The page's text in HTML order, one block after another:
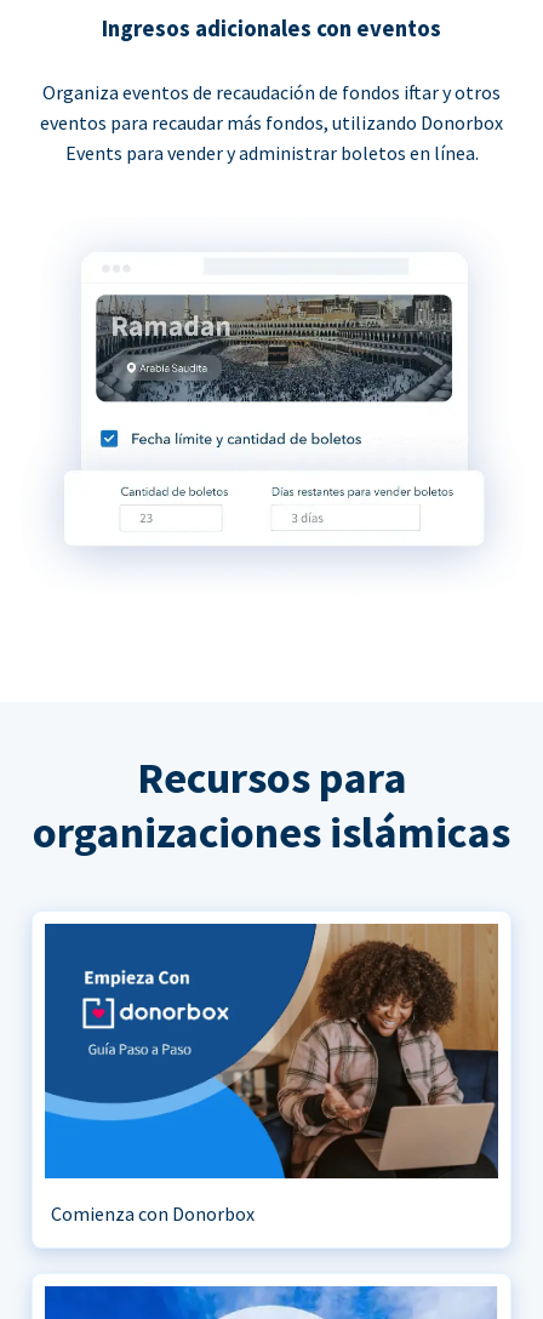
Ingresos adicionales con eventos
Organiza eventos de recaudación de fondos iftar y otros
eventos para recaudar más fondos, utilizando Donorbox
Events para vender y administrar boletos en línea.
Recursos para
organizaciones islámicas
Comienza con Donorbox